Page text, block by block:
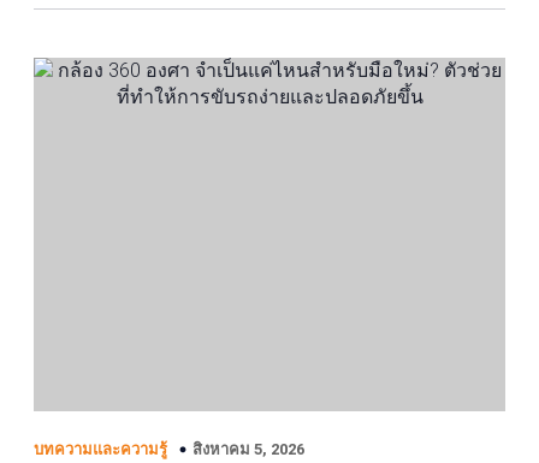
บทความและความรู้ สิงหาคม 5, 2026